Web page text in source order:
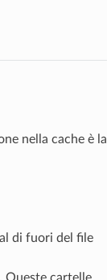
nella cache è la
di fuori del file